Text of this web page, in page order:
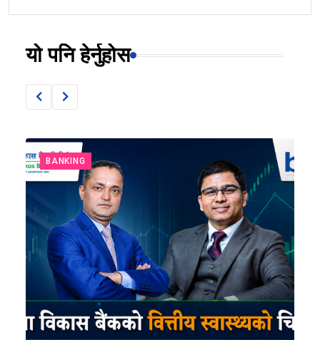
यो पनि हेर्नुहोस
BANKING